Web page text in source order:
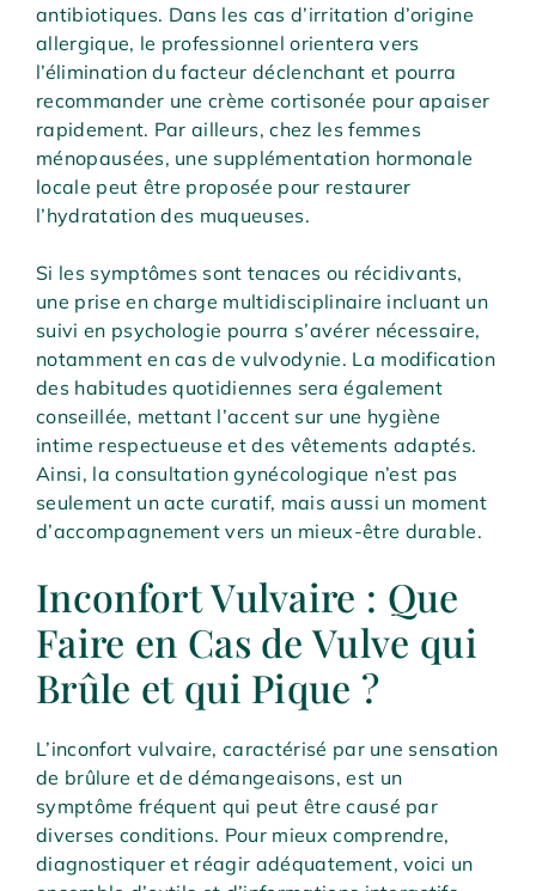
antibiotiques. Dans les cas d’irritation d’origine
allergique, le professionnel orientera vers
l’élimination du facteur déclenchant et pourra
recommander une crème cortisonée pour apaiser
rapidement. Par ailleurs, chez les femmes
ménopausées, une supplémentation hormonale
locale peut être proposée pour restaurer
l’hydratation des muqueuses.
Si les symptômes sont tenaces ou récidivants,
une prise en charge multidisciplinaire incluant un
suivi en psychologie pourra s’avérer nécessaire,
notamment en cas de vulvodynie. La modification
des habitudes quotidiennes sera également
conseillée, mettant l’accent sur une hygiène
intime respectueuse et des vêtements adaptés.
Ainsi, la consultation gynécologique n’est pas
seulement un acte curatif, mais aussi un moment
d’accompagnement vers un mieux-être durable.
Inconfort Vulvaire : Que
Faire en Cas de Vulve qui
Brûle et qui Pique ?
L’inconfort vulvaire, caractérisé par une sensation
de brûlure et de démangeaisons, est un
symptôme fréquent qui peut être causé par
diverses conditions. Pour mieux comprendre,
diagnostiquer et réagir adéquatement, voici un